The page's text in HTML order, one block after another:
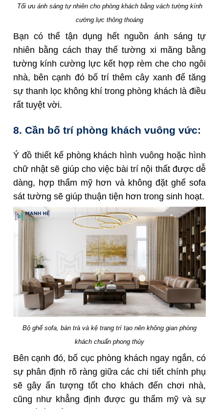
Tối ưu ánh sáng tự nhiên cho phòng khách bằng vách tường kính
cường lực thông thoáng
Bạn có thể tận dụng hết nguồn ánh sáng tự
nhiên bằng cách thay thế tường xi măng bằng
tường kính cường lực kết hợp rèm che cho ngôi
nhà, bên cạnh đó bố trí thêm cây xanh để tăng
sự thanh lọc không khí trong phòng khách là điều
rất tuyệt vời.
8. Cần bố trí phòng khách vuông vức:
Ý đồ thiết kế phòng khách hình vuông hoặc hình
chữ nhật sẽ giúp cho việc bài trí nội thất được dễ
dàng, hợp thẩm mỹ hơn và không đặt ghế sofa
sát tường sẽ giúp thuận tiện hơn trong sinh hoạt.
Bộ ghế sofa, bàn trà và kệ trang trí tạo nên không gian phòng
khách chuẩn phong thủy
Bên cạnh đó, bố cục phòng khách ngay ngắn, có
sự phân định rõ ràng giữa các chi tiết chính phụ
sẽ gây ấn tượng tốt cho khách đến chơi nhà,
cũng như khẳng định được gu thẩm mỹ và sự